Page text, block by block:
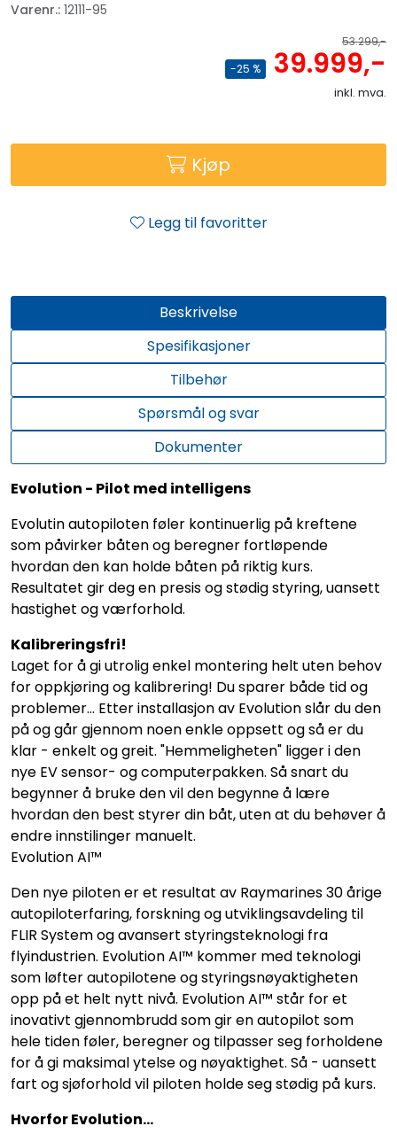
Varenr.: 12111-95
53.299,-
-25 %
39.999,-
inkl. mva.
Kjøp
Legg til favoritter
Beskrivelse
Spesifikasjoner
Tilbehør
Spørsmål og svar
Dokumenter
Evolution - Pilot med intelligens
Evolutin autopiloten føler kontinuerlig på kreftene
som påvirker båten og beregner fortløpende
hvordan den kan holde båten på riktig kurs.
Resultatet gir deg en presis og stødig styring, uansett
hastighet og værforhold.
Kalibreringsfri!
Laget for å gi utrolig enkel montering helt uten behov
for oppkjøring og kalibrering! Du sparer både tid og
problemer... Etter installasjon av Evolution slår du den
på og går gjennom noen enkle oppsett og så er du
klar - enkelt og greit. "Hemmeligheten" ligger i den
nye EV sensor- og computerpakken. Så snart du
begynner å bruke den vil den begynne å lære
hvordan den best styrer din båt, uten at du behøver å
endre innstilinger manuelt.
Evolution AI™
Den nye piloten er et resultat av Raymarines 30 årige
autopiloterfaring, forskning og utviklingsavdeling til
FLIR System og avansert styringsteknologi fra
flyindustrien. Evolution AI™ kommer med teknologi
som løfter autopilotene og styringsnøyaktigheten
opp på et helt nytt nivå. Evolution AI™ står for et
inovativt gjennombrudd som gir en autopilot som
hele tiden føler, beregner og tilpasser seg forholdene
for å gi maksimal ytelse og nøyaktighet. Så - uansett
fart og sjøforhold vil piloten holde seg stødig på kurs.
Hvorfor Evolution